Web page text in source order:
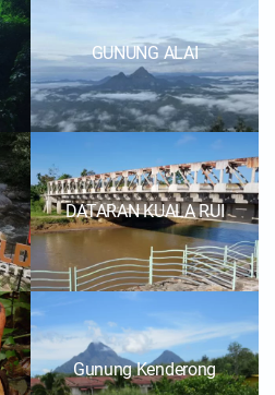
GUNUNG ALAI
DATARAN KUALA RUI
Gunung Kenderong